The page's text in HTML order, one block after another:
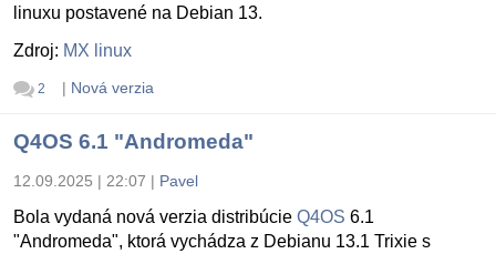
linuxu postavené na Debian 13.
Zdroj: MX linux
2 | Nová verzia
Q4OS 6.1 "Andromeda"
12.09.2025 | 22:07 | Pavel
Bola vydaná nová verzia distribúcie Q4OS 6.1
"Andromeda", ktorá vychádza z Debianu 13.1 Trixie s